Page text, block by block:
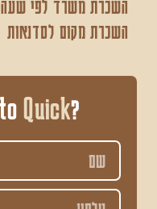
השכרת משרד לפי שעה
השכרת מקום לסדנאות
?Are you ready to
Quick